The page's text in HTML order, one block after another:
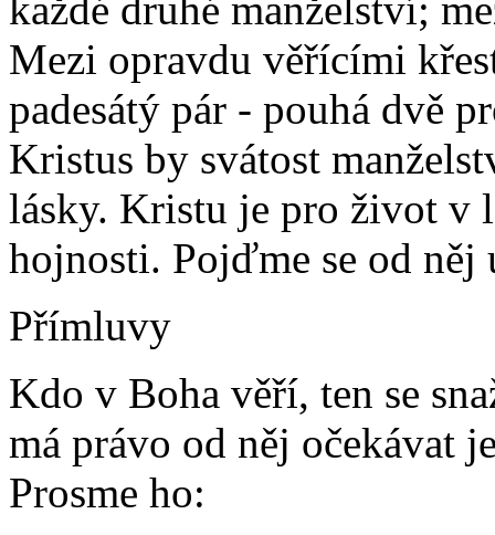
Mezi opravdu věřícími
padesátý pár - pouhá dvě
Kristus by svátost
lásky. Kristu je pro život v
hojnosti. Pojďme se od něj
Přímluvy
Kdo v Boha věří, ten se
má právo od něj očekávat
Prosme ho: